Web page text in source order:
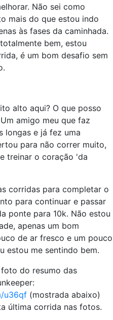
Não sei como
mais do que estou indo
às fases da caminhada.
bem, estou
é um bom desafio sem
alto aqui? O que posso
amigo meu que faz
longas e já fez uma
para não correr muito,
treinar o coração 'da
corridas para completar o
para continuar e passar
ponte para 10k. Não estou
apenas um bom
de ar fresco e um pouco
estou me sentindo bem.
do resumo das
u36qf (mostrada abaixo)
última corrida nas fotos.